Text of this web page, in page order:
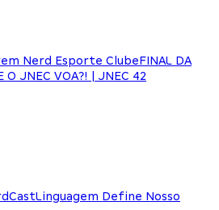
Nerd Esporte ClubeFINAL DA
O JNEC VOA?! | JNEC 42
Linguagem Define Nosso